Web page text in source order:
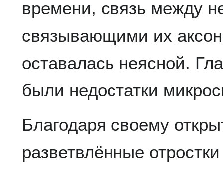
времени, связь между
связывающими их
оставалась неясной.
были недостатки
Благодаря своему
разветвлённые